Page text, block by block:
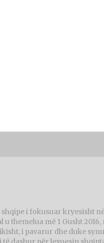
i fokusuar kryesisht
themelua më 1 Gusht 2016,
i pavarur dhe duke